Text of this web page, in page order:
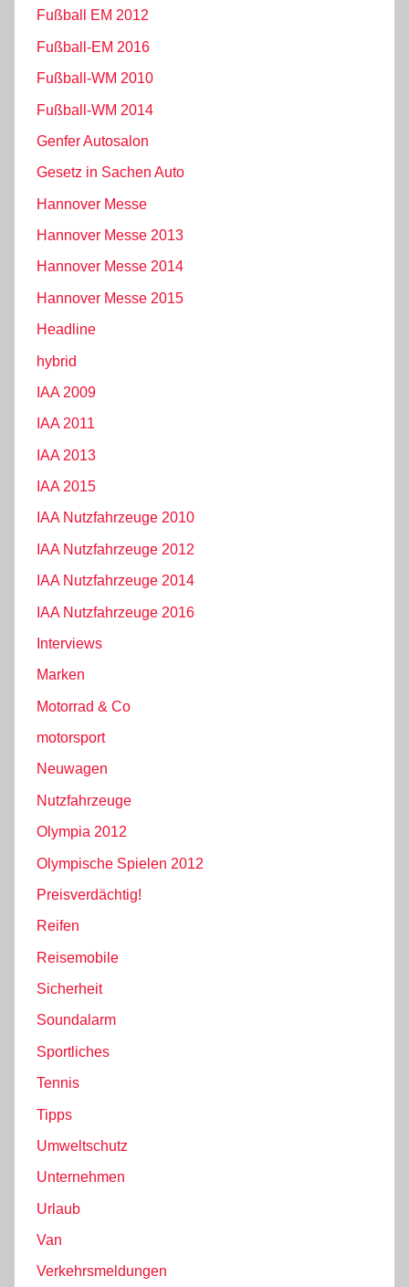
Fußball EM 2012
Fußball-EM 2016
Fußball-WM 2010
Fußball-WM 2014
Genfer Autosalon
Gesetz in Sachen Auto
Hannover Messe
Hannover Messe 2013
Hannover Messe 2014
Hannover Messe 2015
Headline
hybrid
IAA 2009
IAA 2011
IAA 2013
IAA 2015
IAA Nutzfahrzeuge 2010
IAA Nutzfahrzeuge 2012
IAA Nutzfahrzeuge 2014
IAA Nutzfahrzeuge 2016
Interviews
Marken
Motorrad & Co
motorsport
Neuwagen
Nutzfahrzeuge
Olympia 2012
Olympische Spielen 2012
Preisverdächtig!
Reifen
Reisemobile
Sicherheit
Soundalarm
Sportliches
Tennis
Tipps
Umweltschutz
Unternehmen
Urlaub
Van
Verkehrsmeldungen